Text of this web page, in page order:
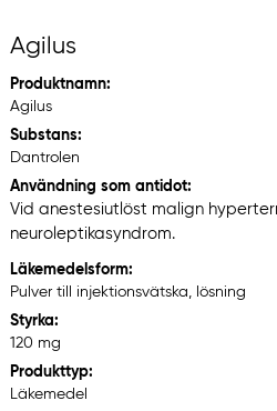
Agilus
Produktnamn:
Agilus
Substans:
Dantrolen
Användning som antidot:
Vid anestesiutlöst malign
neuroleptikasyndrom.
Läkemedelsform:
Pulver till injektionsvätska, lösning
Styrka:
120 mg
Produkttyp:
Läkemedel